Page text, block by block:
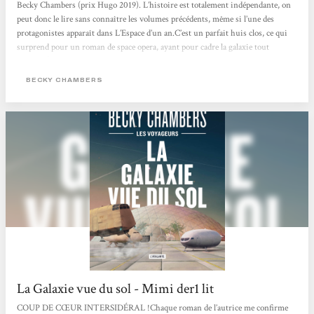
Becky Chambers (prix Hugo 2019). L’histoire est totalement indépendante, on
peut donc le lire sans connaître les volumes précédents, même si l’une des
protagonistes apparaît dans L’Espace d’un an.C’est un parfait huis clos, ce qui
surprend pour un roman de space opera, ayant pour cadre la galaxie tout
abords de la planète Gora, carrefour de tunnels interspatiaux, une foule de
BECKY CHAMBERS
La Galaxie vue du sol - Mimi der1 lit
COUP DE CŒUR INTERSIDÉRAL !Chaque roman de l’autrice me confirme